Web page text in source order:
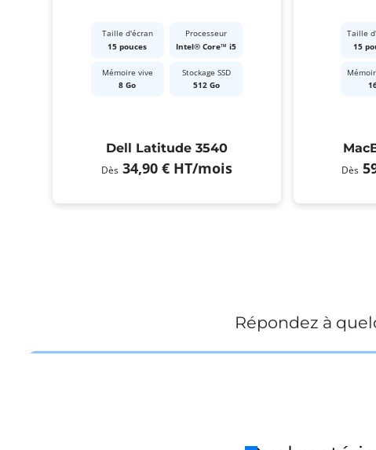
Taille d'écran
15 pouces
Processeur
Intel® Core™ i5
Mémoire vive
8 Go
Stockage SSD
512 Go
Dell Latitude 3540
Dès 34,90 € HT/mois
Taille
15
Dès
Répondez à